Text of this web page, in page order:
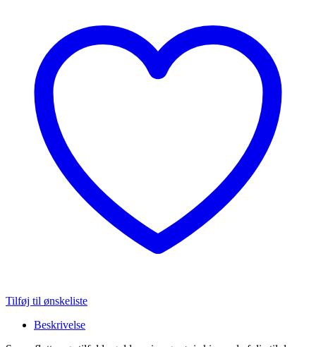
Tilføj til ønskeliste
Beskrivelse